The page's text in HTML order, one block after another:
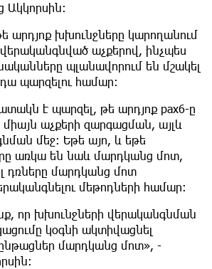
Ակկորսին։
արդյոք խխունջները կարողանում
աչքերով, ինչպես
պլանավորում են մշակել
պարզելու համար։
է պարզել, թե արդյոք pax6-ը
աչքերի զարգացման, այլև
մեջ։ Եթե այո, և եթե
առկա են նաև մարդկանց մոտ,
դռները մարդկանց մոտ
մեթոդների համար։
որ խխունջների վերականգնման
կօգնի ակտիվացնել
մարդկանց մոտ», -